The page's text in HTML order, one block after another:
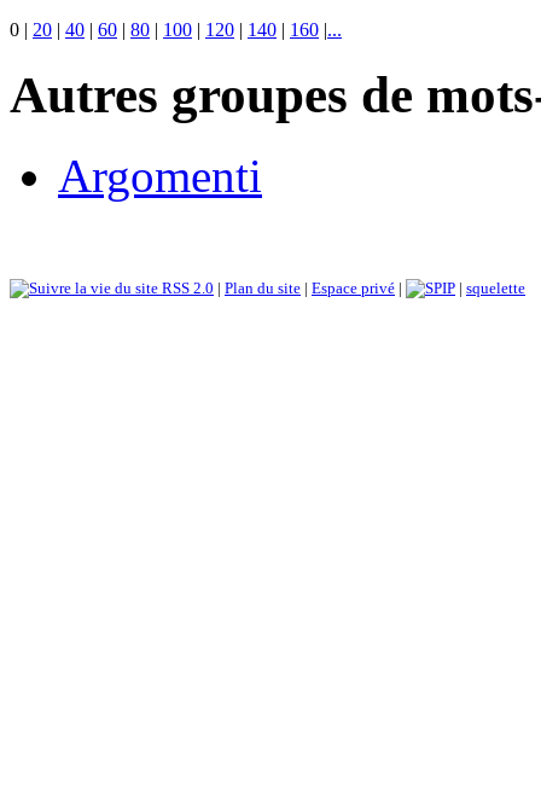
0 | 20 | 40 | 60 | 80 | 100 | 120 | 140 | 160 |...
Autres groupes de
Argomenti
RSS 2.0 | Plan du site | Espace privé | | squelette